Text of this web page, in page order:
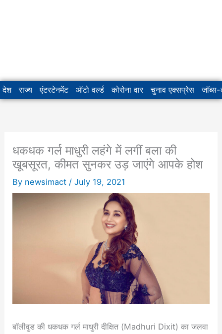
देश राज्य एंटरटेनमेंट ऑटो वर्ल्ड कोरोना वार चुनाव एक्सप्रेस जॉब्स-
धकधक गर्ल माधुरी लहंगे में लगीं बला की
खूबसूरत, कीमत सुनकर उड़ जाएंगे आपके होश
By newsimact /July 19, 2021
बॉलीवुड की धकधक गर्ल माधुरी दीक्षित (Madhuri Dixit) का जलवा